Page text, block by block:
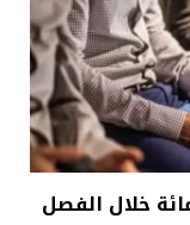
إلى 9.5 في المائة خلال الفصل